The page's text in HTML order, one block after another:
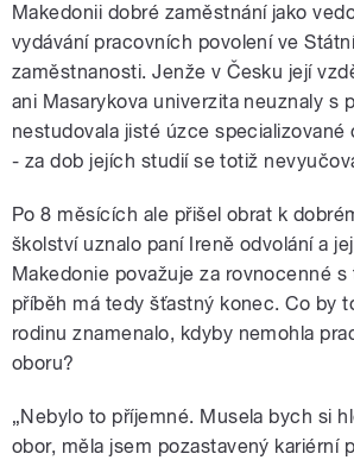
Makedonii dobré zaměstnání jako
vydávání pracovních povolení ve
zaměstnanosti. Jenže v Česku její
ani Masarykova univerzita neuznaly s
nestudovala jisté úzce specializované
- za dob jejích studií se totiž
Po 8 měsících ale přišel obrat k
školství uznalo paní Ireně odvolání a
Makedonie považuje za rovnocenné
příběh má tedy šťastný konec. Co by
rodinu znamenalo, kdyby nemohla
oboru?
„Nebylo to příjemné. Musela bych si
obor, měla jsem pozastavený kariérní